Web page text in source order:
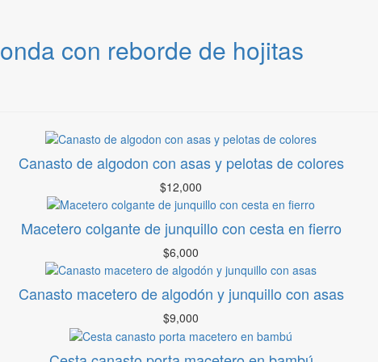
con reborde de hojitas
Canasto de algodon con asas y pelotas de colores
$12,000
Macetero colgante de junquillo con cesta en fierro
$6,000
Canasto macetero de algodón y junquillo con asas
$9,000